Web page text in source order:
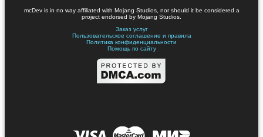
mcDev is in no way affiliated with Mojang Studios, nor should it be considered a
project endorsed by Mojang Studios.
Заказ услуг
Пользовательское соглашение и правила
Политика конфиденциальности
Помощь по сайту